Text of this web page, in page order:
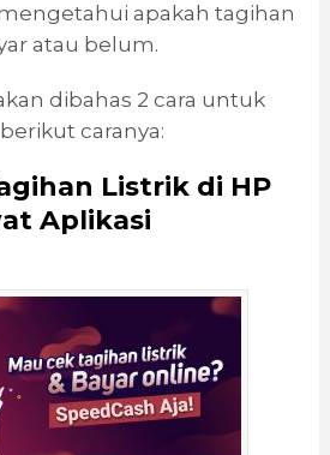
apakah tagihan
atau belum.
dibahas 2 cara untuk
caranya:
Listrik di HP
Aplikasi